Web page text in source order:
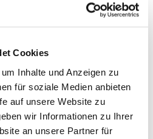
Cookies
Inhalte und Anzeigen zu
für soziale Medien anbieten
auf unsere Website zu
wir Informationen zu Ihrer
an unsere Partner für